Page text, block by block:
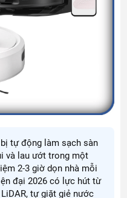
tự động làm sạch sàn
và lau ướt trong một
2-3 giờ dọn nhà mỗi
đại 2026 có lực hút từ
tự giặt giẻ nước